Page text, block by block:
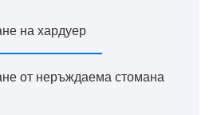
на хардуер
от неръждаема стомана